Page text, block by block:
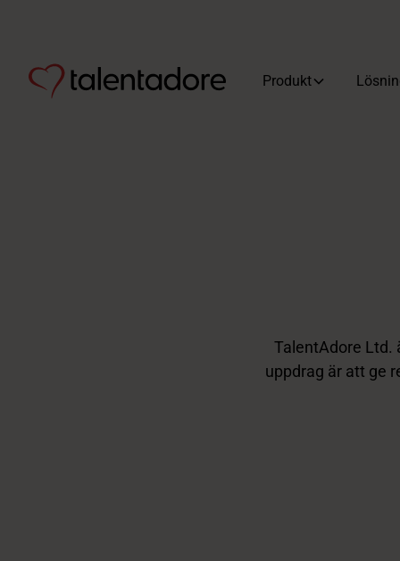
Produkt
TalentAdore Ltd.
uppdrag är att ge